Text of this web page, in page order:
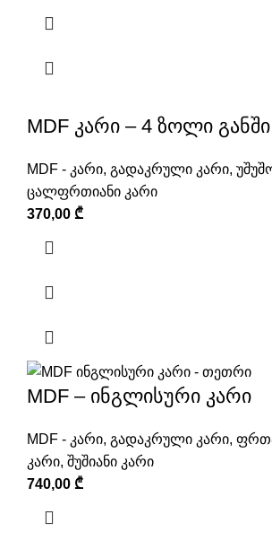
MDF კარი – 4 ზოლი
MDF - კარი, გადაკრული კარი,
ცალფრთიანი კარი
370,00 ₾
MDF – ინგლისური კარი
MDF - კარი, გადაკრული კარი,
კარი, შუშიანი კარი
740,00 ₾